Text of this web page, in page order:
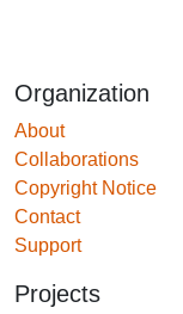
Organization
About
Collaborations
Copyright Notice
Contact
Support
Projects